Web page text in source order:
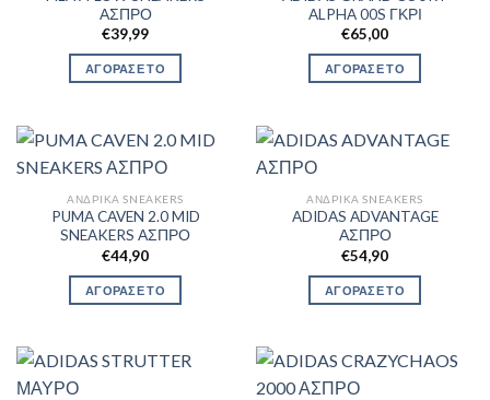
ΑΣΠΡΟ
€39,99
ΑΓΟΡΑΣΕ ΤΟ
ALPHA 00S ΓΚΡΙ
€65,00
ΑΓΟΡΑΣΕ ΤΟ
ΑΝΔΡΙΚΆ SNEAKERS
PUMA CAVEN 2.0 MID
SNEAKERS ΑΣΠΡΟ
€44,90
ΑΓΟΡΑΣΕ ΤΟ
ΑΝΔΡΙΚΆ SNEAKERS
ADIDAS ADVANTAGE
ΑΣΠΡΟ
€54,90
ΑΓΟΡΑΣΕ ΤΟ